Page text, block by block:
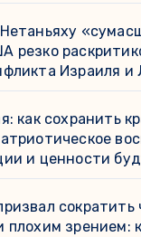
резко
Израиля и
как сохранить
и ценности
сократить
плохим зрением: